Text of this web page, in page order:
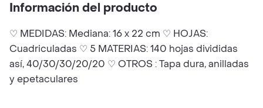
Información del producto
♡ MEDIDAS: Mediana: 16 x 22 cm ♡ HOJAS:
Cuadriculadas ♡ 5 MATERIAS: 140 hojas divididas
así, 40/30/30/20/20 ♡ OTROS : Tapa dura, anilladas
y epetaculares